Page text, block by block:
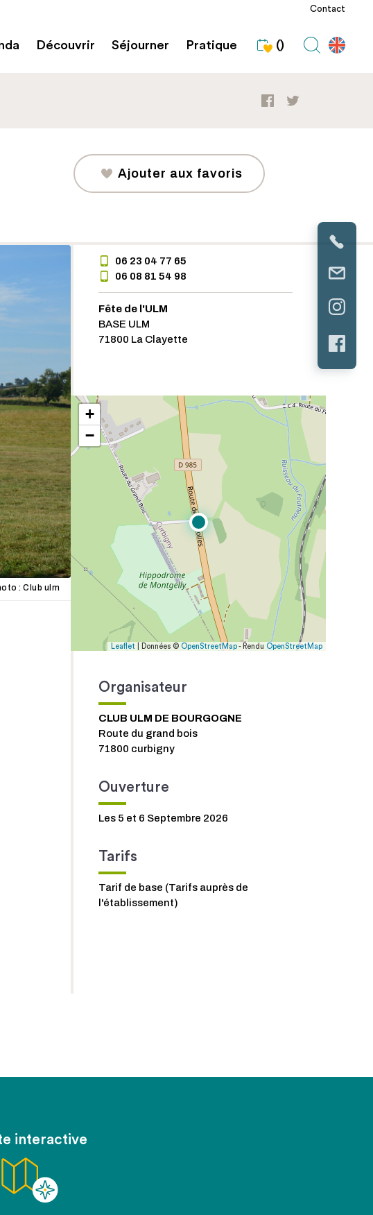
Contact
Découvrir Séjourner Pratique ()
Ajouter aux favoris
: Club ulm
06 23 04 77 65
06 08 81 54 98
Fête de l'ULM
BASE ULM
71800 La Clayette
+
−
Leaflet | Données © OpenStreetMap- Rendu OpenStreetMap
Organisateur
CLUB ULM DE BOURGOGNE
Route du grand bois
71800 curbigny
Ouverture
Les 5 et 6 Septembre 2026
Tarifs
Tarif de base (Tarifs auprès de
l'établissement)
interactive